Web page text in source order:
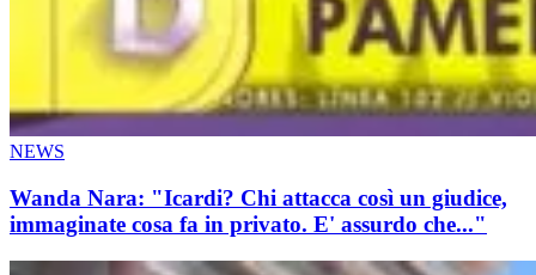
NEWS
Wanda Nara: "Icardi? Chi attacca così un giudice,
immaginate cosa fa in privato. E' assurdo che..."